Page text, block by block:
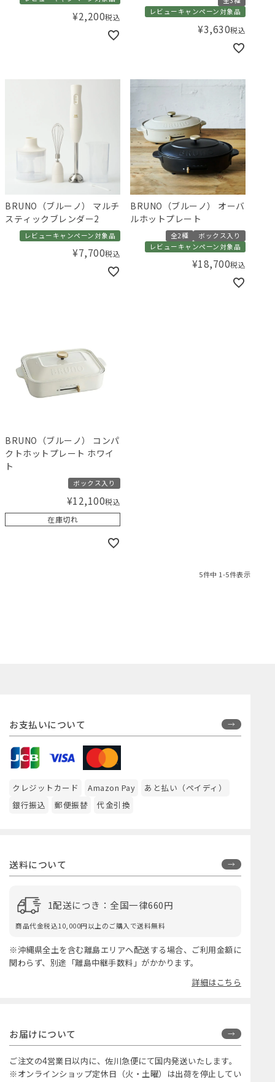
¥2,200税込
レビューキャンペーン対象品
¥3,630税込
BRUNO（ブルーノ） マルチ
スティックブレンダー2
レビューキャンペーン対象品
¥7,700税込
BRUNO（ブルーノ） オーバ
ルホットプレート
全2種
ボックス入り
レビューキャンペーン対象品
¥18,700税込
BRUNO（ブルーノ） コンパ
クトホットプレート ホワイ
ト
ボックス入り
¥12,100税込
在庫切れ
5件中 1-5件表示
お支払いについて
クレジットカード Amazon Pay
あと払い（ペイディ）
銀行振込
郵便振替 代金引換
送料について
1配送につき：全国一律660円
商品代金税込10,000円以上のご購入で送料無料
※沖縄県全土を含む離島エリアへ配送する場合、ご利用金額に
関わらず、別途「離島中継手数料」がかかります。
詳細はこちら
お届けについて
ご注文の4営業日以内に、佐川急便にて国内発送いたします。
※オンラインショップ定休日（火・土曜）は出荷を停止してい